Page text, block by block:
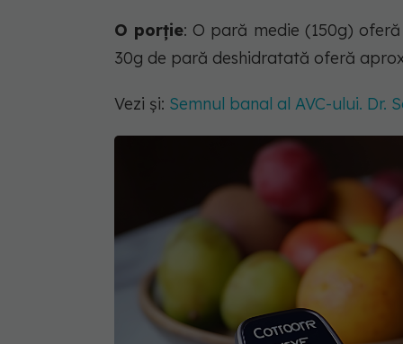
O porție: O pară medie (150g)
30g de pară deshidratată oferă
Vezi și: Semnul banal al AVC-ului. Dr.